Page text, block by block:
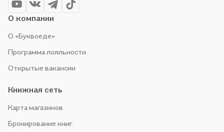
чтобы не упустить выгоду!
О компании
О «Буквоеде»
Программа лояльности
Открытые вакансии
Книжная сеть
Карта магазинов
Бронирование книг